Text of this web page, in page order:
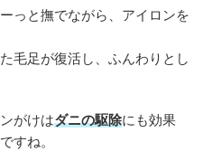
っと撫でながら、アイロンを
毛足が復活し、ふんわりとし
がけはダニの駆除にも効果
すね。